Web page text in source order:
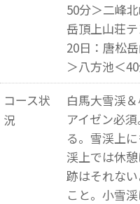
50分＞二峰
岳頂上山荘
20日：唐松
＞八方池＜
コース状
況
白馬大雪渓
アイゼン必
る。雪渓上
渓上では休
跡はそれな
こと。小雪